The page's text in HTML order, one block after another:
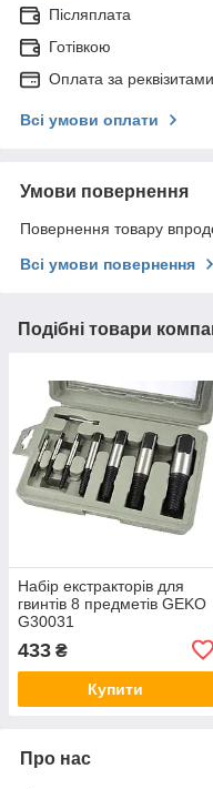
Післяплата
Готівкою
Оплата за реквізитами
Всі умови оплати
Умови повернення
Повернення товару
Всі умови повернення
Подібні товари
Набір екстракторів для
гвинтів 8 предметів GEKO
G30031
433 ₴
Купити
Про нас